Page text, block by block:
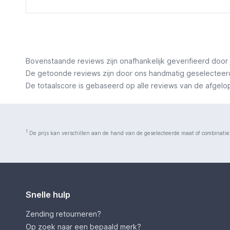
Bovenstaande reviews zijn onafhankelijk geverifieerd door
De getoonde reviews zijn door ons handmatig
De totaalscore is gebaseerd op alle reviews van de
1 De prijs kan verschillen aan de hand van de geselecteerde maat of
Snelle hulp
Zending retourneren?
Op zoek naar een bepaald merk?